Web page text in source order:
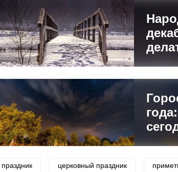
праздник церковный праздник